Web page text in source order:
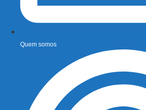
Quem somos